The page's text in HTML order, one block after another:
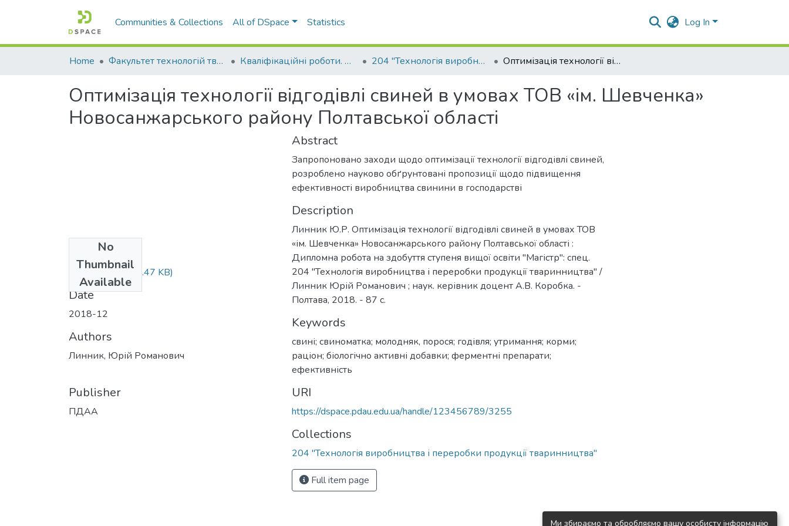
Communities & Collections All of DSpace Statistics Log In
Home Факультет технологій тваринництва та продовольства Кваліфікаційні роботи. Факультет технологій тваринництва та продовольства 204 "Технологія виробництва і переробки продукції тваринництва" Оптимізація технології відгодівлі свиней в умовах ТОВ «ім. Шевченка» Новосанжарського району Полтавської області
Оптимізація технології відгодівлі свиней в умовах ТОВ «ім. Шевченка»
Новосанжарського району Полтавської області
No
Thumbnail
Available
Линник.docx(13.47 KB)
Date
2018-12
Authors
Линник, Юрій Романович
Publisher
ПДАА
Abstract
Запропоновано заходи щодо оптимізації технології відгодівлі свиней,
розроблено науково обґрунтовані пропозиції щодо підвищення
ефективності виробництва свинини в господарстві
Description
Линник Ю.Р. Оптимізація технології відгодівлі свиней в умовах ТОВ
«ім. Шевченка» Новосанжарського району Полтавської області :
Дипломна робота на здобуття ступеня вищої освіти "Магістр": спец.
204 "Технологія виробництва і переробки продукції тваринництва" /
Линник Юрій Романович ; наук. керівник доцент А.В. Коробка. -
Полтава, 2018. - 87 с.
Keywords
свині; свиноматка; молодняк, порося; годівля; утримання; корми;
раціон; біологічно активні добавки; ферментні препарати;
ефективність
URI
https://dspace.pdau.edu.ua/handle/123456789/3255
Collections
204 "Технологія виробництва і переробки продукції тваринництва"
Full item page
Ми збираємо та обробляємо вашу особисту інформацію